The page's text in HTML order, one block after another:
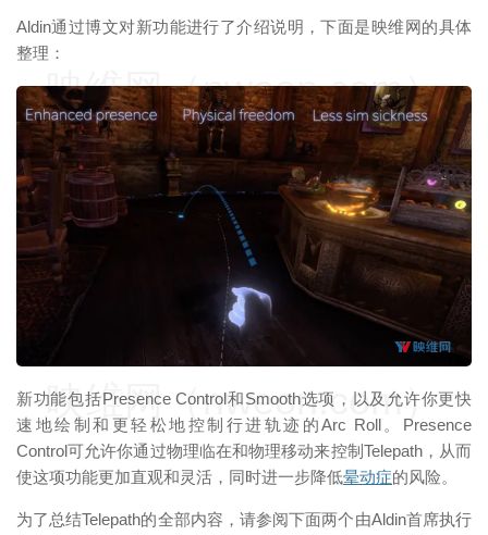
Aldin通过博文对新功能进行了介绍说明，下面是映维网的具体
整理：
新功能包括Presence Control和Smooth选项，以及允许你更快
速地绘制和更轻松地控制行进轨迹的Arc Roll。Presence
Control可允许你通过物理临在和物理移动来控制Telepath，从而
使这项功能更加直观和灵活，同时进一步降低晕动症的风险。
为了总结Telepath的全部内容，请参阅下面两个由Aldin首席执行
映维网（nweon.com）
映维网（nweon.com）